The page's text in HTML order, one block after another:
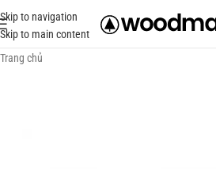
Skip to navigation
Skip to main content
Trang chủ